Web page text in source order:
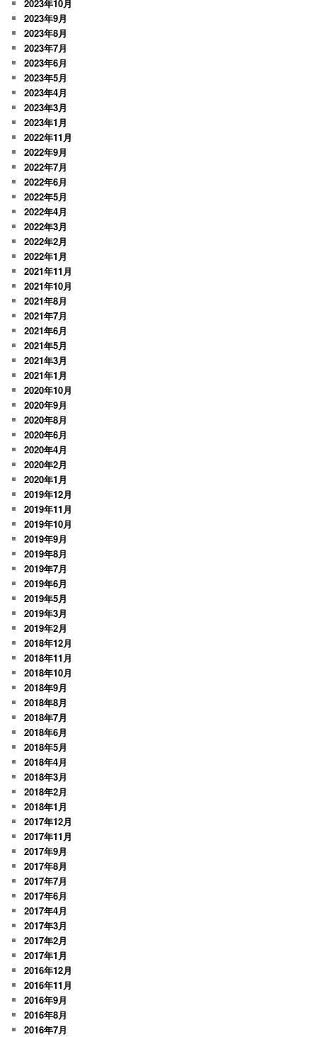
2023年10月
2023年9月
2023年8月
2023年7月
2023年6月
2023年5月
2023年4月
2023年3月
2023年1月
2022年11月
2022年9月
2022年7月
2022年6月
2022年5月
2022年4月
2022年3月
2022年2月
2022年1月
2021年11月
2021年10月
2021年8月
2021年7月
2021年6月
2021年5月
2021年3月
2021年1月
2020年10月
2020年9月
2020年8月
2020年6月
2020年4月
2020年2月
2020年1月
2019年12月
2019年11月
2019年10月
2019年9月
2019年8月
2019年7月
2019年6月
2019年5月
2019年3月
2019年2月
2018年12月
2018年11月
2018年10月
2018年9月
2018年8月
2018年7月
2018年6月
2018年5月
2018年4月
2018年3月
2018年2月
2018年1月
2017年12月
2017年11月
2017年9月
2017年8月
2017年7月
2017年6月
2017年4月
2017年3月
2017年2月
2017年1月
2016年12月
2016年11月
2016年9月
2016年8月
2016年7月